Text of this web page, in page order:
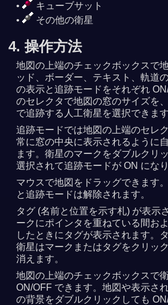
キューブサット
その他の衛星
4. 操作方法
地図の上端のチェックボックスで
ッド、ボーダー、テキスト、軌道
の表示と追跡モードをそれぞれ
のセレクタで地図の窓のサイズを
で追跡する人工衛星を選択できます
追跡モードでは地図の上端のセレ
常に窓の中央に表示されるように
ます。衛星のマークをダブルクリ
選択されて追跡モードが ON になり
マウスで地図をドラッグできます
と追跡モードは解除されます。
タグ (名前と位置を示す札) が表示
ークにポインタを重ねている間お
したときにタグが表示されます。
衛星はマークまたはタグをクリッ
消えます。
地図の上端のチェックボックスで
ON/OFF できます。地図や表示さ
の背景をダブルクリックしても